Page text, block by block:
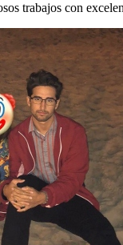
trabajos con